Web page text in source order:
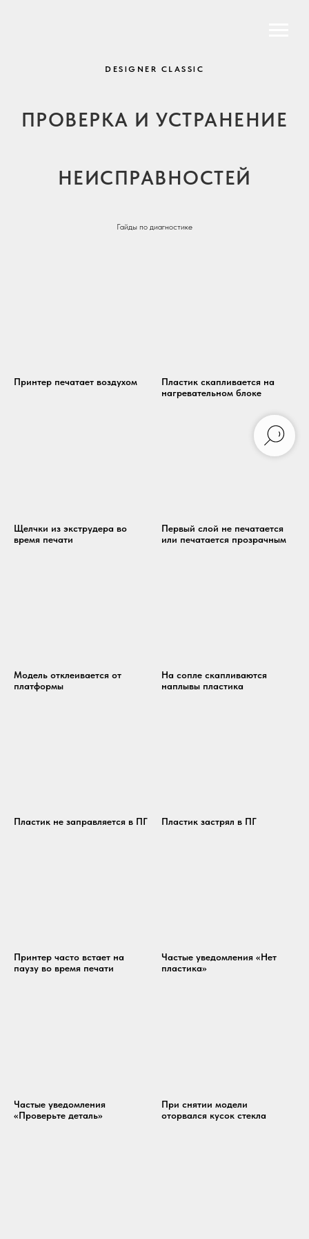
DESIGNER CLASSIC
ПРОВЕРКА И УСТРАНЕНИЕ
НЕИСПРАВНОСТЕЙ
Гайды по диагностике
Принтер печатает воздухом
Пластик скапливается на
нагревательном блоке
Щелчки из экструдера во
время печати
Первый слой не печатается
или печатается прозрачным
Модель отклеивается от
платформы
На сопле скапливаются
наплывы пластика
Пластик не заправляется в ПГ Пластик застрял в ПГ
Принтер часто встает на
паузу во время печати
Частые уведомления «Нет
пластика»
Частые уведомления
«Проверьте деталь»
При снятии модели
оторвался кусок стекла